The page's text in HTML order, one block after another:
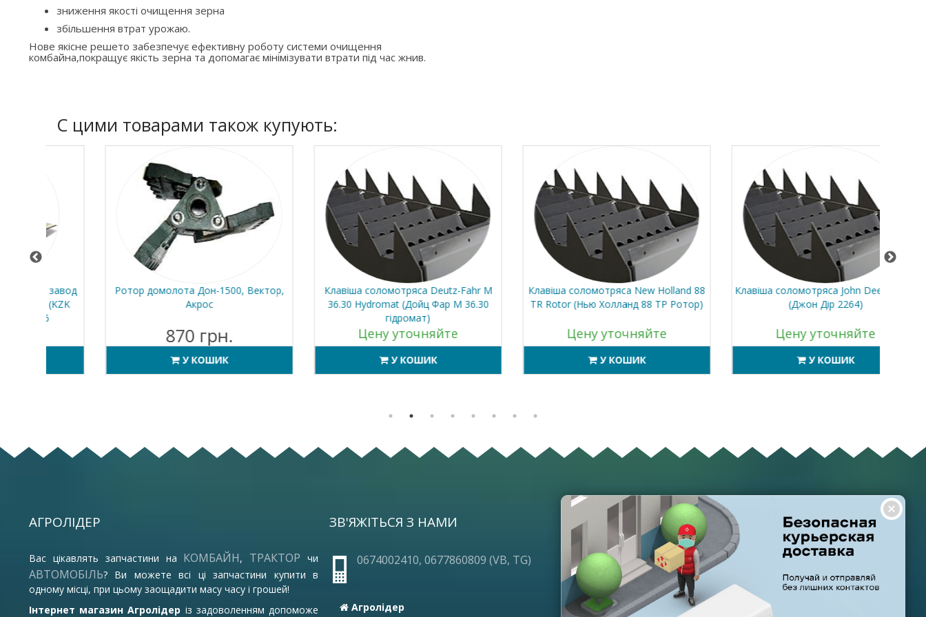
зниження якості очищення зерна
збільшення втрат урожаю.
Нове якісне решето забезпечує ефективну роботу системи очищення
комбайна,покращує якість зерна та допомагає мінімізувати втрати під час жнив.
C цими товарами також купують:
Ротор домолота Дон-1500, Вектор,
870 грн.
У КОШИК
Клавіша соломотряса Deutz-Fahr M
36.30 Hydromat (Дойц Фар М 36.30
Цену уточняйте
У КОШИК
Клавіша соломотряса New Holland 88
TR Rotor (Нью Холланд 88 ТР Ротор)
Цену уточняйте
У КОШИК
Клавіша соломотряса John Deere 2264
(Джон Дір 2264)
Цену уточняйте
У КОШИК
АГРОЛІДЕР
Вас цікавлять запчастини на КОМБАЙН, ТРАКТОРчи
АВТОМОБІЛЬ? Ви можете всі ці запчастини купити в
одному місці, при цьому заощадити масу часу і грошей!
Інтернет магазин Агролідер із задоволенням допоможе
ЗВ'ЯЖІТЬСЯ З НАМИ
0674002410, 0677860809 (VB, TG)
Агролідер
ОПЛАТА І ДОСТАВКА
ПРО НАС
ГАРАНТІЯ ТА ПОВЕРНЕННЯ
ЧАСТО ЗАДАВАНІ ПИТАННЯ
УМОВИ ВИКОРИСТАННЯ САЙТУ
ВАКАНСІЇ
ГРАФІК РОБОТИ
Пн-Пт: з 8:00 до 21:00
Субота: з 9:00 до 20:00
Неділя: з 10:00 до 19:00